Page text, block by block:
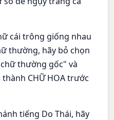
cái trông giống nhau
thường, hãy bỏ chọn
thường gốc" và
CHỮ HOA trước
tiếng Do Thái, hãy